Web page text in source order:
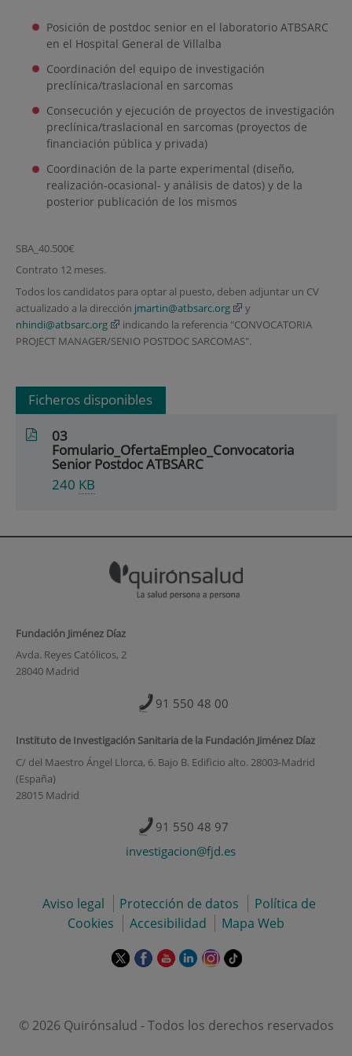
Posición de postdoc senior en el laboratorio ATBSARC
en el Hospital General de Villalba
Coordinación del equipo de investigación
preclínica/traslacional en sarcomas
Consecución y ejecución de proyectos de investigación
preclínica/traslacional en sarcomas (proyectos de
financiación pública y privada)
Coordinación de la parte experimental (diseño,
realización-ocasional- y análisis de datos) y de la
posterior publicación de los mismos
SBA_40.500€
Contrato 12 meses.
Todos los candidatos para optar al puesto, deben adjuntar un CV
actualizado a la dirección jmartin@atbsarc.org
y
nhindi@atbsarc.org
indicando la referencia "CONVOCATORIA
PROJECT MANAGER/SENIO POSTDOC SARCOMAS".
Ficheros disponibles
03
Fomulario_OfertaEmpleo_Convocatoria
Senior Postdoc ATBSARC
240 KB
Fundación Jiménez Díaz
Avda. Reyes Católicos, 2
28040 Madrid
91 550 48 00
Instituto de Investigación Sanitaria de la Fundación Jiménez Díaz
C/ del Maestro Ángel Llorca, 6. Bajo B. Edificio alto. 28003-Madrid
(España)
28015 Madrid
91 550 48 97
investigacion@fjd.es
Aviso legal Protección de datos
Política de
Cookies
Accesibilidad Mapa Web
Este
en
Este
en
Este
en
Este
en
Este
en
Enlace
externa.
© 2026 Quirónsalud - Todos los derechos reservados